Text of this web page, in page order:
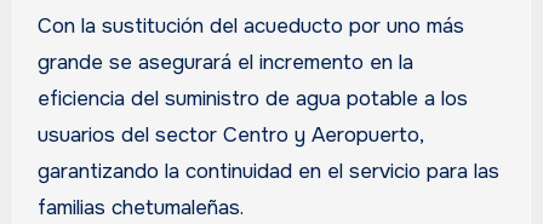
Con la sustitución del acueducto por uno más
grande se asegurará el incremento en la
eficiencia del suministro de agua potable a los
usuarios del sector Centro y Aeropuerto,
garantizando la continuidad en el servicio para las
familias chetumaleñas.